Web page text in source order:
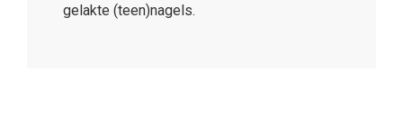
gelakte (teen)nagels.